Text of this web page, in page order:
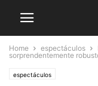
Home espectáculos
sorprendentemente
espectáculos